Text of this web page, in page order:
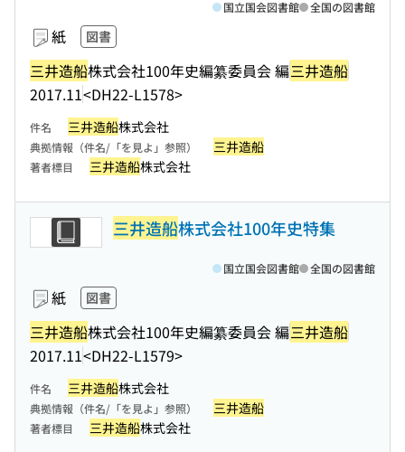
紙 図書
三井造船株式会社100年史編纂委員会 編三井造船
2017.11<DH22-L1578>
国立国会図書館 全国の図書館
件名 三井造船株式会社
典拠情報（件名/「を見よ」参照） 三井造船
著者標目 三井造船株式会社
三井造船株式会社100年史特集
紙 図書
三井造船株式会社100年史編纂委員会 編三井造船
2017.11<DH22-L1579>
国立国会図書館 全国の図書館
件名 三井造船株式会社
典拠情報（件名/「を見よ」参照） 三井造船
著者標目 三井造船株式会社